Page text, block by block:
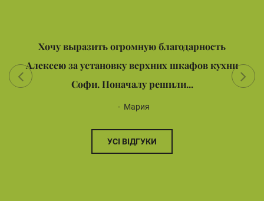
Хочу выразить огромную благодарность
Алексею за установку верхних шкафов кухни
Софи. Поначалу решили...
Мария
УСІ ВІДГУКИ